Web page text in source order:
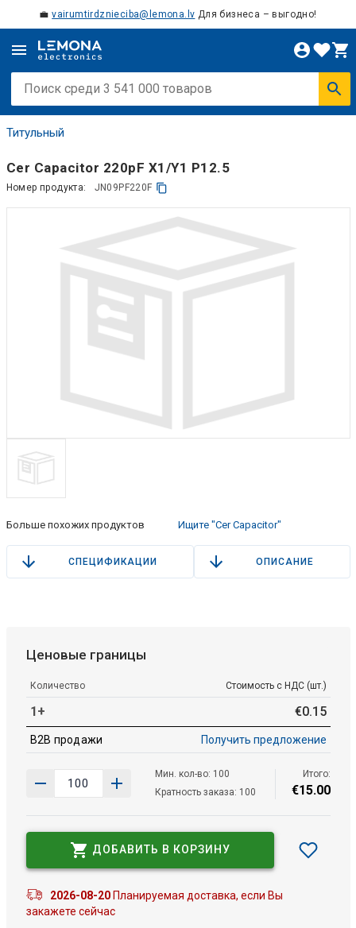
💼vairumtirdznieciba@lemona.lv Для бизнеса – выгодно!
Титульный
Cer Capacitor 220pF X1/Y1 P12.5
Номер продукта: JN09PF220F
Больше похожих продуктов Ищите "Cer Capacitor"
СПЕЦИФИКАЦИИ ОПИСАНИЕ
Ценовые границы
Количество Стоимость с НДС (шт.)
1+ €0.15
B2B продажи Получить предложение
Мин. кол-во: 100
Кратность заказа: 100
Итого:
€15.00
ДОБАВИТЬ В КОРЗИНУ
2026-08-20Планируемая доставка, если Вы
закажете сейчас